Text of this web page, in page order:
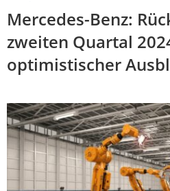
Mercedes-Benz:
zweiten Quartal
optimistischer